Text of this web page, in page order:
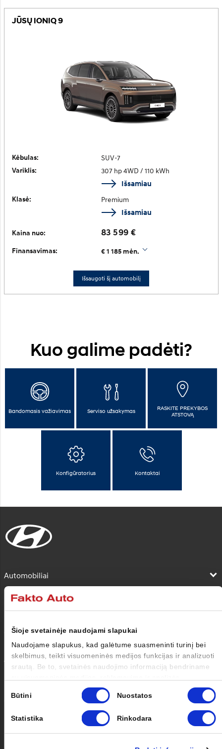
Šioje svetainėje naudojami slapukai
Naudojame slapukus, kad galėtume suasmeninti turinį bei
skelbimus, teikti visuomeninės medijos funkcijas ir analizuoti
srautą. Be to, svetainės naudojimo informaciją bendriname
partneriais, kurie gali ją pridėti prie kitos jūsų pateiktos arba
naudojant paslaugas surinktos informacijos.
Būtini Nuostatos
Statistika Rinkodara
JŪSŲ IONIQ 9
Kėbulas: SUV-7
Variklis: 307 hp 4WD / 110 kWh
Išsamiau
Klasė: Premium
Išsamiau
Kaina nuo: 83 599 €
Finansavimas: € 1 185 mėn.
Išsaugoti šį automobilį
Kuo galime padėti?
Bandomasis važiavimas Serviso užsakymas
RASKITE PREKYBOS
ATSTOVĄ
Konfigūratorius Kontaktai
Automobiliai
Pirkėjui
Savininkui
Apie mus
FacebookInstagram
Youtube